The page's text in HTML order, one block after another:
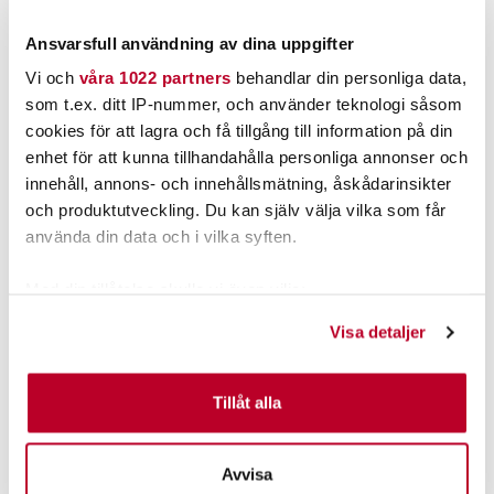
Ansvarsfull användning av dina uppgifter
Vi och våra 1022 partners behandlar din personliga data,
som t.ex. ditt IP-nummer, och använder teknologi såsom
cookies för att lagra och få tillgång till information på din
enhet för att kunna tillhandahålla personliga annonser och
innehåll, annons- och innehållsmätning, åskådarinsikter
och produktutveckling. Du kan själv välja vilka som får
använda din data och i vilka syften.
Identifiera din enhet genom att aktivt skanna den för
specifika kännetecken (fingeravtryck)
Ta reda på mer om hur dina personliga uppgifter
Du kan ändra eller dra tillbaka ditt samtycke när som
Visa detaljer
Tillåt alla
Avvisa
LÄGG I VARUKORGEN LÄS MER
ANDRA TITTADE OCKSÅ PÅ
20g
:
Pris